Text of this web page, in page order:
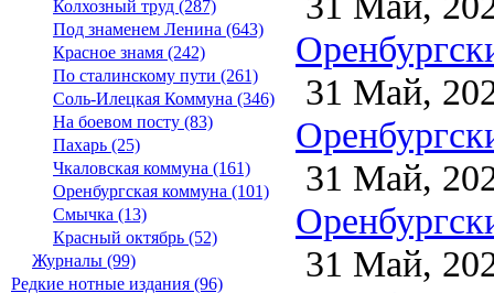
Колхозный труд (287)
Под знаменем Ленина (643)
Красное знамя (242)
По сталинскому пути (261)
Соль-Илецкая Коммуна (346)
На боевом посту (83)
Пахарь (25)
Чкаловская коммуна (161)
Оренбургская коммуна (101)
Смычка (13)
Красный октябрь (52)
Журналы (99)
Редкие нотные издания (96)
31 Май,
31 Май,
31 Май,